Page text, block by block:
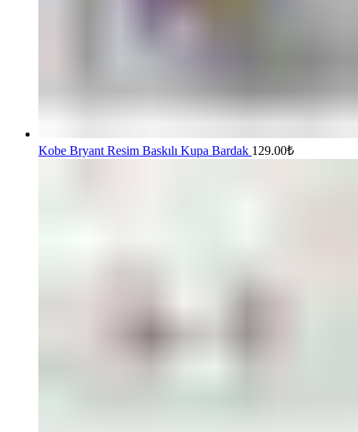
Kobe Bryant Resim Baskılı Kupa Bardak 129.00₺